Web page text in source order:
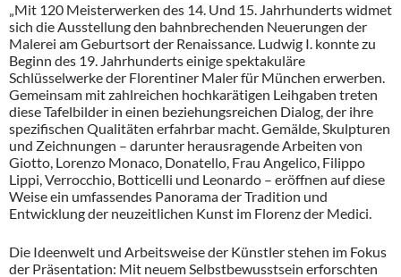
„Mit 120 Meisterwerken des 14. Und 15. Jahrhunderts widmet
sich die Ausstellung den bahnbrechenden Neuerungen der
Malerei am Geburtsort der Renaissance. Ludwig I. konnte zu
Beginn des 19. Jahrhunderts einige spektakuläre
Schlüsselwerke der Florentiner Maler für München erwerben.
Gemeinsam mit zahlreichen hochkarätigen Leihgaben treten
diese Tafelbilder in einen beziehungsreichen Dialog, der ihre
spezifischen Qualitäten erfahrbar macht. Gemälde, Skulpturen
und Zeichnungen – darunter herausragende Arbeiten von
Giotto, Lorenzo Monaco, Donatello, Frau Angelico, Filippo
Lippi, Verrocchio, Botticelli und Leonardo – eröffnen auf diese
Weise ein umfassendes Panorama der Tradition und
Entwicklung der neuzeitlichen Kunst im Florenz der Medici.
Die Ideenwelt und Arbeitsweise der Künstler stehen im Fokus
der Präsentation: Mit neuem Selbstbewusstsein erforschten